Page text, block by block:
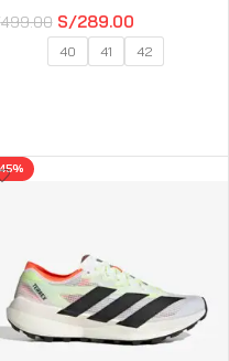
499.00 S/289.00
40 41 42